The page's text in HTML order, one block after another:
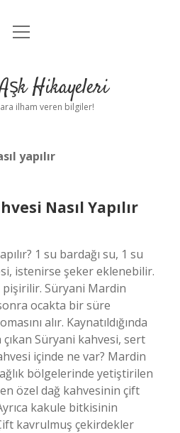
Anasayfa
Uyarı
menüyü
Hikayeleri
ilham veren bilgiler!
yapılır
Nasıl Yapılır
1 su bardağı su, 1 su
istenirse şeker eklenebilir.
pişirilir. Süryani Mardin
ocakta bir süre
alır. Kaynatıldığında
Süryani kahvesi, sert
içinde ne var? Mardin
bölgelerinde yetiştirilen
özel dağ kahvesinin çift
kakule bitkisinin
kavrulmuş çekirdekler